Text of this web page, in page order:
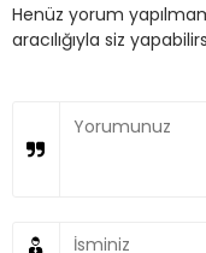
Henüz yorum
aracılığıyla siz